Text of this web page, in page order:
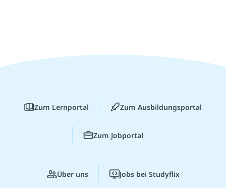
Zum Lernportal Zum Ausbildungsportal
Zum Jobportal
Über uns Jobs bei Studyflix